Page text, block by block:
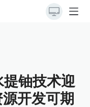
铀技术迎
开发可期